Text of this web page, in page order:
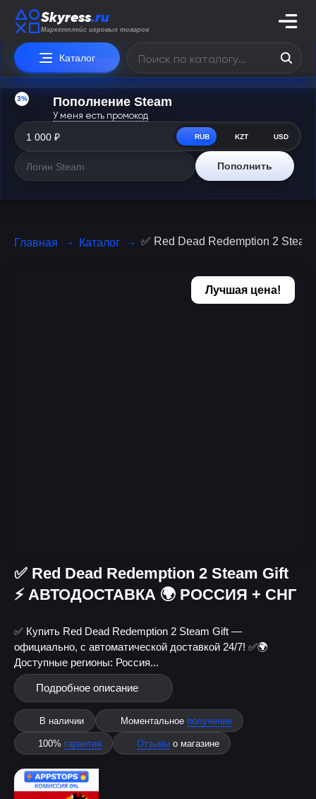
Skyress.ru
Маркетплейс игровых товаров
Каталог
3% Пополнение Steam
У меня есть промокод
RUB KZT USD
Пополнить
Главная Каталог ✅ Red Dead Redemption 2
Лучшая цена!
✅ Red Dead Redemption 2 Steam Gift
⚡ АВТОДОСТАВКА 🌍 РОССИЯ + СНГ
✅ Купить Red Dead Redemption 2 Steam Gift —
официально, с автоматической доставкой 24/7! ✅🌍
Доступные регионы: Россия...
Подробное описание
В наличии Моментальное получение
100% гарантия Отзывы о магазине